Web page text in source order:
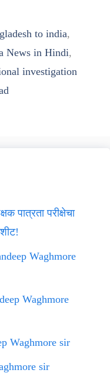
to india,
News in Hindi,
investigation
पात्रता परीक्षेचा
Waghmore
Waghmore
Waghmore sir
sir